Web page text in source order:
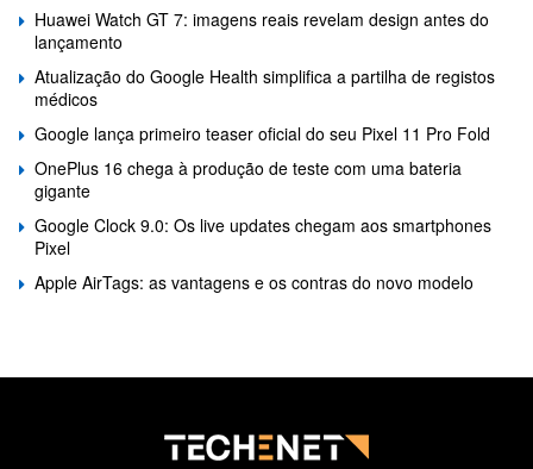
Huawei Watch GT 7: imagens reais revelam design antes do
lançamento
Atualização do Google Health simplifica a partilha de registos
médicos
Google lança primeiro teaser oficial do seu Pixel 11 Pro Fold
OnePlus 16 chega à produção de teste com uma bateria
gigante
Google Clock 9.0: Os live updates chegam aos smartphones
Pixel
Apple AirTags: as vantagens e os contras do novo modelo